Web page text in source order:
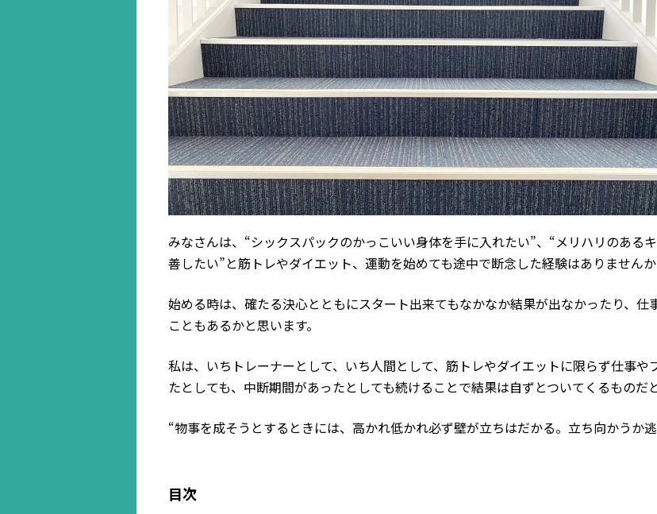
みなさんは、“シックスパックのかっこいい身体を手に入れたい”、“メリハリのある
善したい”と筋トレやダイエット、運動を始めても途中で断念した経験はありませんか
始める時は、確たる決心とともにスタート出来てもなかなか結果が出なかったり、
こともあるかと思います。
私は、いちトレーナーとして、いち人間として、筋トレやダイエットに限らず仕事
たとしても、中断期間があったとしても続けることで結果は自ずとついてくるものだ
“物事を成そうとするときには、高かれ低かれ必ず壁が立ちはだかる。立ち向かうか
目次